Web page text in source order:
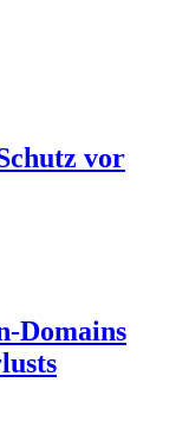
vor
Domains